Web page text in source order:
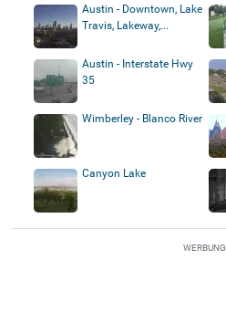
Austin - Downtown, Lake
Travis, Lakeway,...
Austin - Interstate Hwy
35
Wimberley - Blanco River
Canyon Lake
WERBUNG